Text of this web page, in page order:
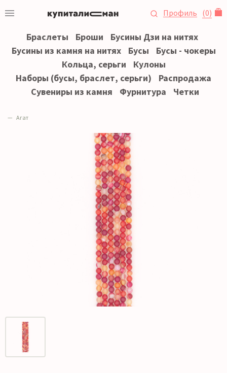
Профиль (0)
Браслеты Броши
Бусины Дзи на нитях
Бусины из камня на нитях
Бусы
Бусы - чокеры
Кольца, серьги
Кулоны
Наборы (бусы, браслет, серьги)
Распродажа
Сувениры из камня
Фурнитура Четки
Агат